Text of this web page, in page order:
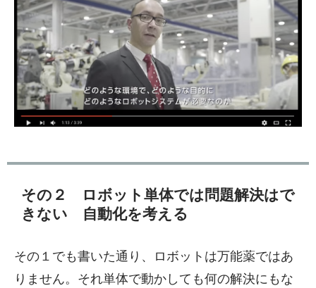
その２ ロボット単体では問題解決はで
きない 自動化を考える
その１でも書いた通り、ロボットは万能薬ではあ
りません。それ単体で動かしても何の解決にもな